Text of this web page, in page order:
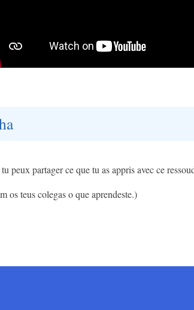
peux partager ce que tu as appris avec ce
os teus colegas o que aprendeste.)